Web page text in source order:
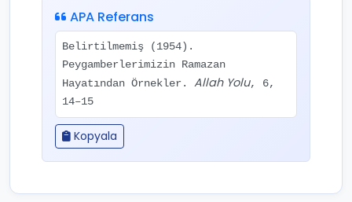
APA Referans
Belirtilmemiş (1954).
Peygamberlerimizin Ramazan
Hayatından Örnekler. Allah Yolu, 6,
14–15
Kopyala